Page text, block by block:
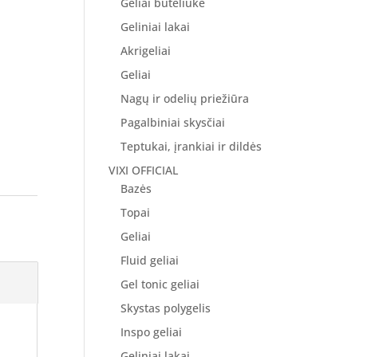
Geliniai lakai
Akrigeliai
Geliai
Nagų ir odelių priežiūra
Pagalbiniai skysčiai
Teptukai, įrankiai ir dildės
VIXI OFFICIAL
Bazės
Topai
Geliai
Fluid geliai
Gel tonic geliai
Skystas polygelis
Inspo geliai